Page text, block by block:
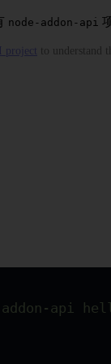
node-addon-api
project to understand
api